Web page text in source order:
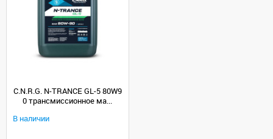
C.N.R.G. N-TRANCE GL-5 80W9
0 трансмиссионное ма...
В наличии